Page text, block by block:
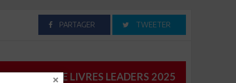
PARTAGER TWEETER
CATALOGUE LIVRES LEADERS 2025